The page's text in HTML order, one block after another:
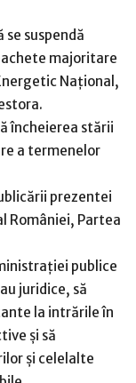
suspendă
majoritare
Național,
încheierea stării
a termenelor
prezentei
României, Partea
publice
juridice, să
la intrările în
și să
și celelalte